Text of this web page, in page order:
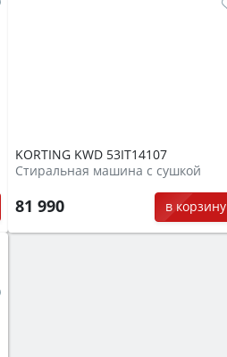
KORTING KWD 53IT14107
Стиральная машина с сушкой
81 990 в корзину